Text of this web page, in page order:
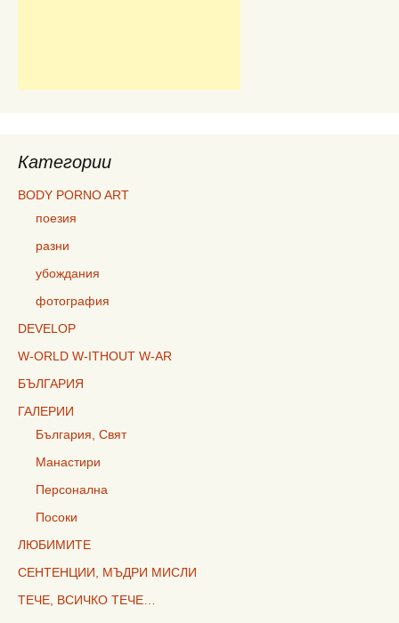
Категории
BODY PORNO ART
поезия
разни
убождания
фотография
DEVELOP
W-ORLD W-ITHOUT W-AR
БЪЛГАРИЯ
ГАЛЕРИИ
България, Свят
Манастири
Персонална
Посоки
ЛЮБИМИТЕ
СЕНТЕНЦИИ, МЪДРИ МИСЛИ
ТЕЧЕ, ВСИЧКО ТЕЧЕ…